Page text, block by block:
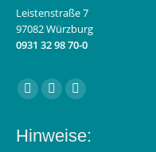
Leistenstraße 7
97082 Würzburg
0931 32 98 70-0
Finden Sie uns auf:
Facebook
opens
Instagram
opens
E-
page
Hinweise: